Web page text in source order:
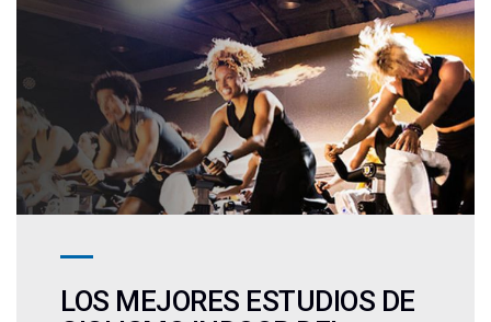
LOS MEJORES ESTUDIOS DE